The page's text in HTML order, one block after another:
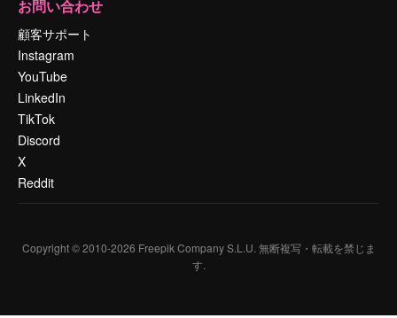
お問い合わせ
顧客サポート
Instagram
YouTube
LinkedIn
TikTok
Discord
X
Reddit
Copyright © 2010-2026 Freepik Company S.L.U. 無断複写・転載を禁じま
す.